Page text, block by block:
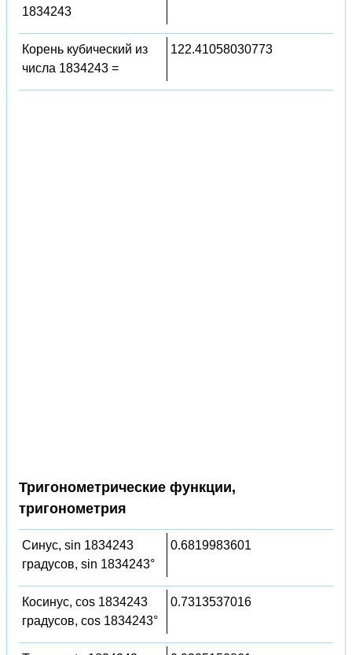
1834243
Корень кубический из
числа 1834243 =
122.41058030773
Тригонометрические функции,
тригонометрия
Синус, sin 1834243
градусов, sin 1834243°
0.6819983601
Косинус, cos 1834243
градусов, cos 1834243°
0.7313537016